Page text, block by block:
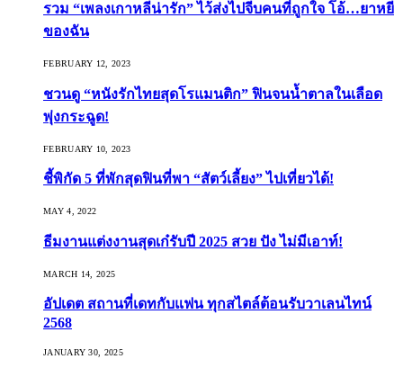
รวม “เพลงเกาหลีน่ารัก” ไว้ส่งไปจีบคนที่ถูกใจ โอ้…ยาหยี
ของฉัน
FEBRUARY 12, 2023
ชวนดู “หนังรักไทยสุดโรแมนติก” ฟินจนน้ำตาลในเลือด
พุ่งกระฉูด!
FEBRUARY 10, 2023
ชี้พิกัด 5 ที่พักสุดฟินที่พา “สัตว์เลี้ยง” ไปเที่ยวได้!
MAY 4, 2022
ธีมงานแต่งงานสุดเก๋รับปี 2025 สวย ปัง ไม่มีเอาท์!
MARCH 14, 2025
อัปเดต สถานที่เดทกับแฟน ทุกสไตล์ต้อนรับวาเลนไทน์
2568
JANUARY 30, 2025